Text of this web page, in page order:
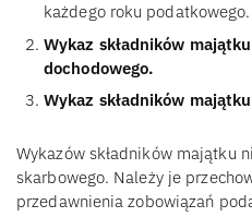
każdego roku podatkowego.
Wykaz składników
dochodowego.
Wykaz składników
Wykazów składników majątku
skarbowego. Należy je
przedawnienia zobowiązań